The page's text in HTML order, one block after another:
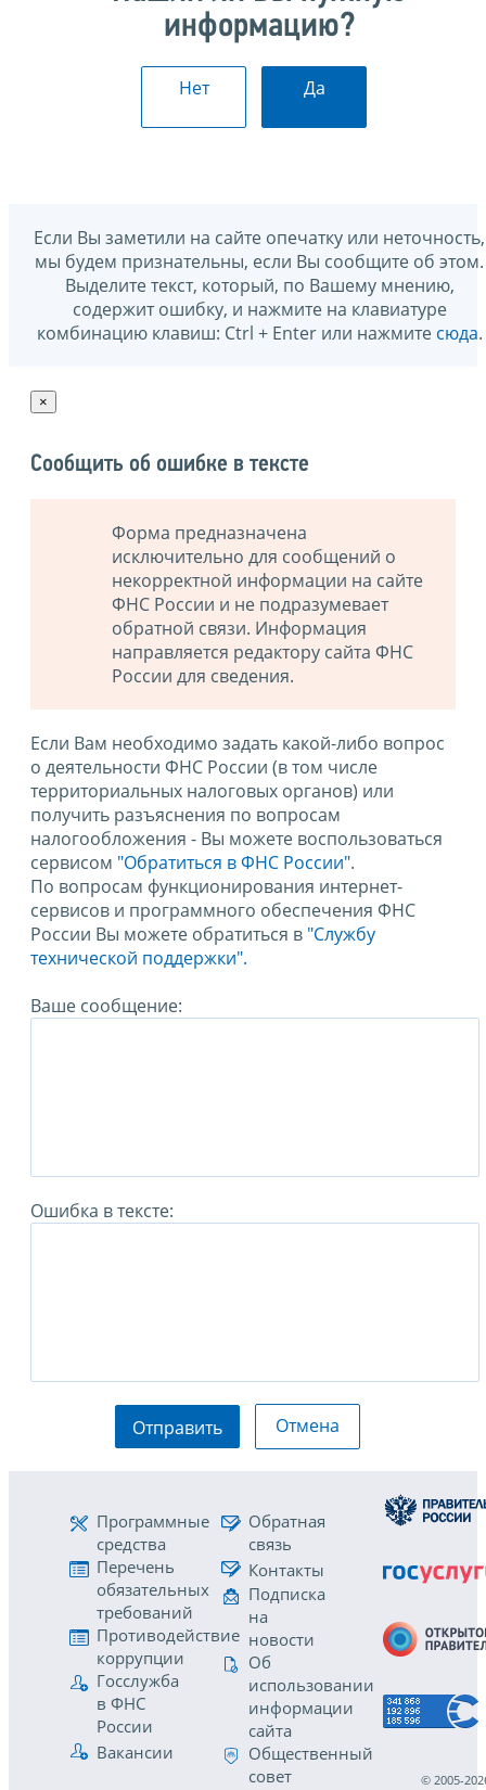
информацию?
Нет Да
Если Вы заметили на сайте опечатку или неточность,
мы будем признательны, если Вы сообщите об этом.
Выделите текст, который, по Вашему мнению,
содержит ошибку, и нажмите на клавиатуре
комбинацию клавиш: Ctrl + Enter или нажмите сюда.
×
Сообщить об ошибке в тексте
Форма предназначена
исключительно для сообщений о
некорректной информации на сайте
ФНС России и не подразумевает
обратной связи. Информация
направляется редактору сайта ФНС
России для сведения.
Если Вам необходимо задать какой-либо вопрос
о деятельности ФНС России (в том числе
территориальных налоговых органов) или
получить разъяснения по вопросам
налогообложения - Вы можете воспользоваться
сервисом "Обратиться в ФНС России".
По вопросам функционирования интернет-
сервисов и программного обеспечения ФНС
России Вы можете обратиться в "Службу
технической поддержки".
Ваше сообщение:
Ошибка в тексте:
Отправить Отмена
Программные
средства
Перечень
обязательных
требований
Противодействие
коррупции
Госслужба
в ФНС
России
Вакансии
Обратная
связь
Контакты
Подписка
на
новости
Об
использовании
информации
сайта
Общественный
совет
© 2005-